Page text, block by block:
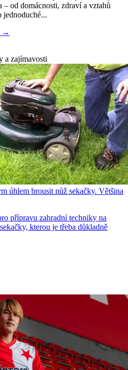
– od domácnosti, zdraví a vztahů
jednoduché...
→
a zajímavosti
úhlem brousit nůž sekačky. Většina
přípravu zahradní techniky na
kterou je třeba důkladně